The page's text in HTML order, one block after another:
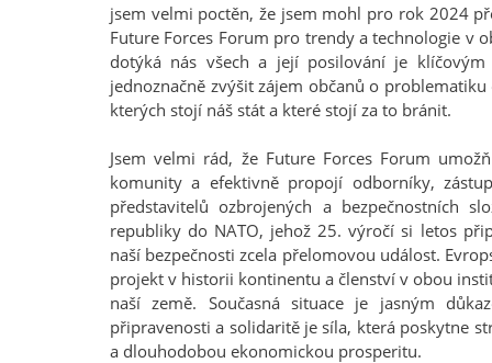
jsem velmi poctěn, že jsem mohl pro rok 2024
Future Forces Forum pro trendy a technologie v
dotýká nás všech a její posilování je
jednoznačně zvýšit zájem občanů o
kterých stojí náš stát a které stojí za to bránit.
Jsem velmi rád, že Future Forces Forum
komunity a efektivně propojí odborníky,
představitelů ozbrojených a bezpečnostních
republiky do NATO, jehož 25. výročí si letos
naší bezpečnosti zcela přelomovou událost.
projekt v historii kontinentu a členství v obou
naší země. Současná situace je jasným
připravenosti a solidaritě je síla, která poskytne
a dlouhodobou ekonomickou prosperitu.